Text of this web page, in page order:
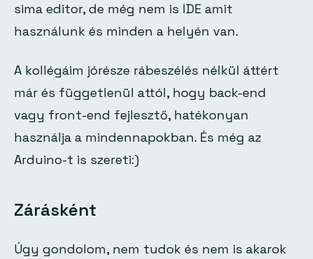
sima editor, de még nem is IDE amit
használunk és minden a helyén van.
A kollégáim jórésze rábeszélés nélkül áttért
már és függetlenül attól, hogy back-end
vagy front-end fejlesztő, hatékonyan
használja a mindennapokban. És még az
Arduino-t is szereti:)
Zárásként
Úgy gondolom, nem tudok és nem is akarok